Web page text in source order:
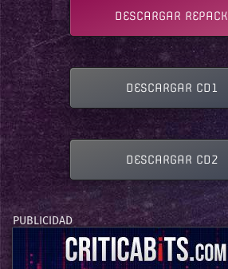
DESCARGAR REPACK
DESCARGAR CD1
DESCARGAR CD2